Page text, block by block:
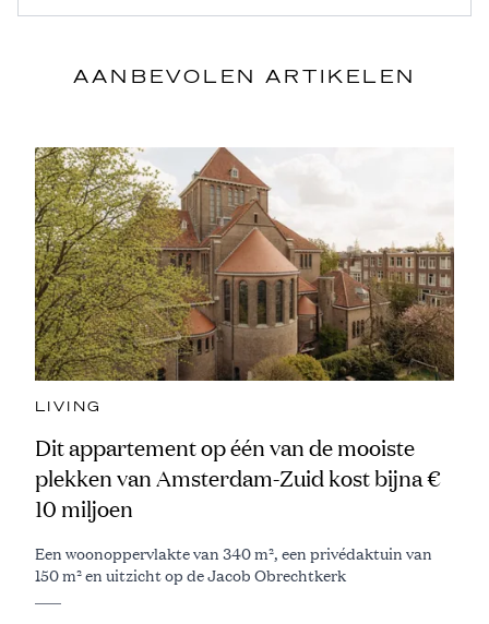
AANBEVOLEN ARTIKELEN
LIVING
Dit appartement op één van de mooiste
plekken van Amsterdam-Zuid kost bijna €
10 miljoen
Een woonoppervlakte van 340 m², een privédaktuin van
150 m² en uitzicht op de Jacob Obrechtkerk